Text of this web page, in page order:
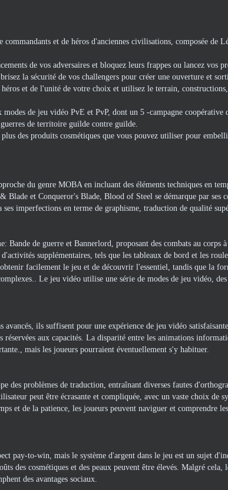
et de héros d'anciennes civilisations, composée de
de vos adversaires et bloquez leurs frappes ou lancez vos
la sécurité de vos challengers pour créer une ouverture et
et de l'unité de votre choix et utilisez le terrain,
de jeu vidéo PvE et PvP, dont un 5 -campagne coopérative
de territoire guilde contre guilde.
des produits cosmétiques que vous pouvez utiliser pour
du genre MOBA en incluant des éléments techniques en
et Conqueror's Blade, Blood of Steel se démarque par ses
imperfections en terme de graphisme, traduction de qualité
de guerre et Bannerlord, proposant des combats au corps
supplémentaires, tels que les tableaux de bord et les
facilement le jeu et de découvrir l'essentiel, tandis que la
Le jeu vidéo utilise une série de modes de jeu vidéo,
ils suffisent pour une expérience de jeu vidéo
aux capacités. La disparité entre les animations
mais les joueurs pourraient éventuellement s'y habituer.
des problèmes de traduction, entraînant diverses fautes
peut être écrasante et compliquée, avec un vaste choix de
et de la patience, les joueurs peuvent naviguer et comprendre
pay-to-win, mais le système d'argent dans le jeu est un sujet
des cosmétiques et des peaux peuvent être élevés. Malgré cela,
des avantages sociaux.